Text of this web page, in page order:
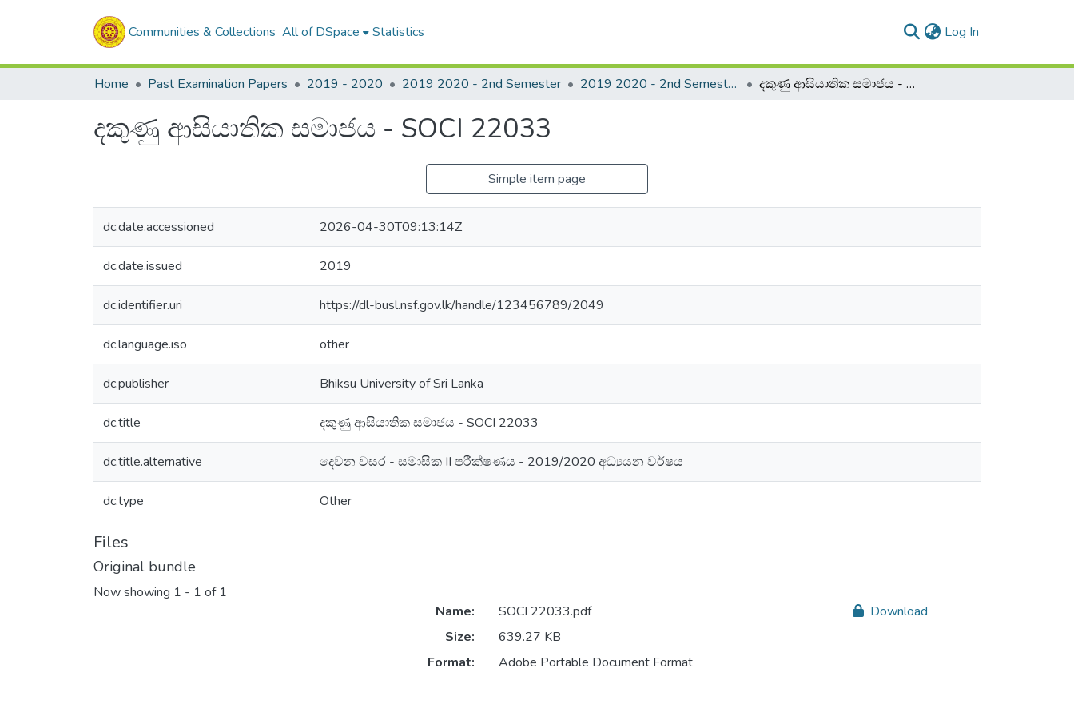
Communities & Collections All of DSpace Statistics Log In
Home Past Examination Papers 2019 - 2020 2019 2020 - 2nd Semester 2019 2020 - 2nd Semester - 2nd Year දකුණු ආසියාතික සමාජය - SOCI 22033
දකුණු ආසියාතික සමාජය - SOCI 22033
Simple item page
dc.date.accessioned 2026-04-30T09:13:14Z
dc.date.issued 2019
dc.identifier.uri https://dl-busl.nsf.gov.lk/handle/123456789/2049
dc.language.iso other
dc.publisher Bhiksu University of Sri Lanka
dc.title දකුණු ආසියාතික සමාජය - SOCI 22033
dc.title.alternative දෙවන වසර - සමාසික II පරීක්ෂණය - 2019/2020 අධ්‍යයන වර්ෂය
dc.type Other
Files
Original bundle
Now showing 1 - 1 of 1
Name:
SOCI 22033.pdf
Size:
639.27 KB
Format:
Adobe Portable Document Format
Download